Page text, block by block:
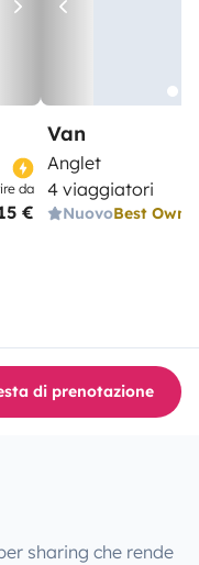
da
€
Van
Anglet
4 viaggiatori
NuovoBest
di prenotazione
sharing che rende